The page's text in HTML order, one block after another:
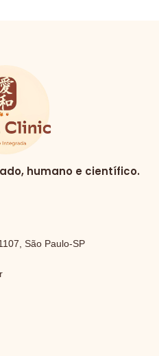
humano e científico.
São Paulo-SP